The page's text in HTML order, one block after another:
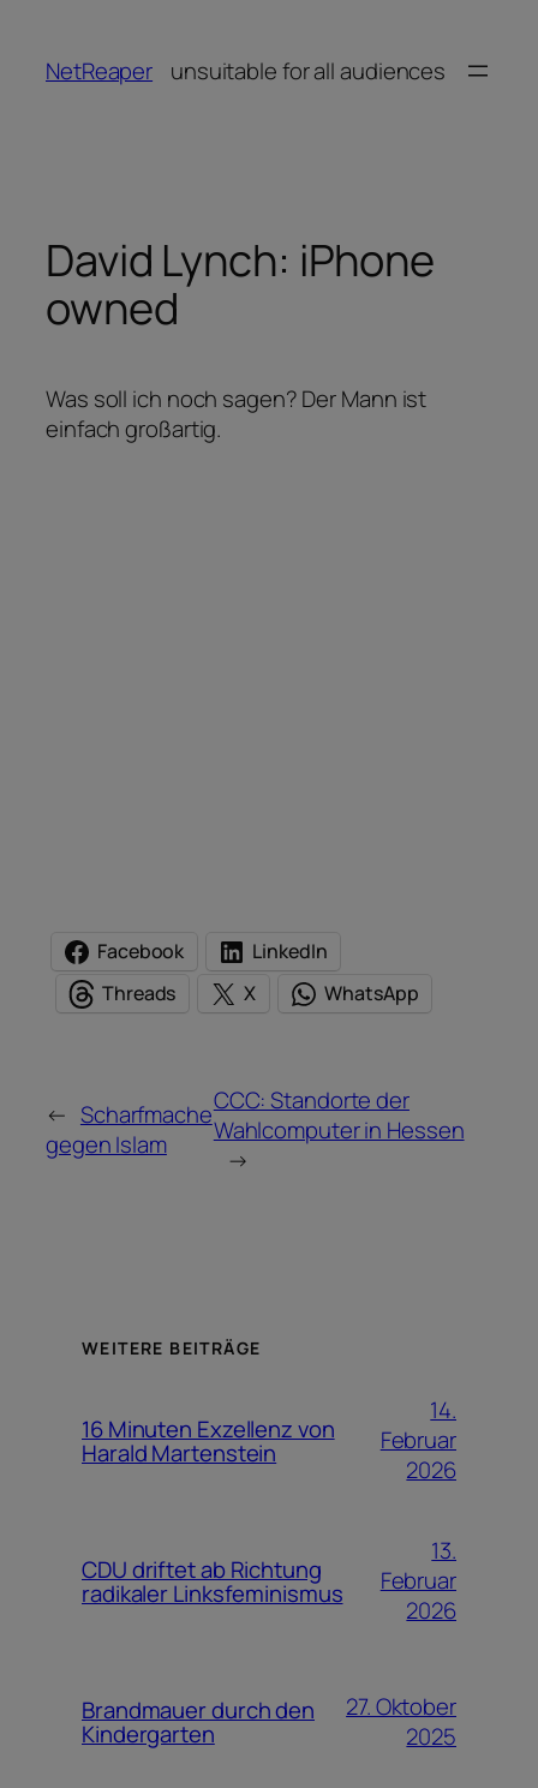
springen
NetReaper unsuitable for all audiences
David Lynch: iPhone
owned
Was soll ich noch sagen? Der Mann ist
einfach großartig.
Facebook
LinkedIn
Threads
X WhatsApp
← Scharfmache
gegen Islam
CCC: Standorte der
Wahlcomputer in Hessen
→
WEITERE BEITRÄGE
16 Minuten Exzellenz von
Harald Martenstein
14.
Februar
2026
CDU driftet ab Richtung
radikaler Linksfeminismus
13.
Februar
2026
Brandmauer durch den
Kindergarten
27. Oktober
2025